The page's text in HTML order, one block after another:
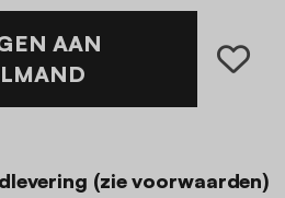
AAN
(zie voorwaarden)